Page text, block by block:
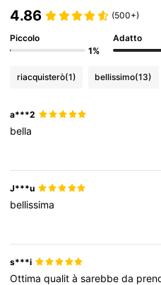
4.78 381K Follower
4.78
4.86 (500+)
Piccolo
1%
Adatto
riacquisterò(1) bellissimo(13)
a***2
bella
J***u
bellissima
s***i
Ottimaqualitàsarebbeda